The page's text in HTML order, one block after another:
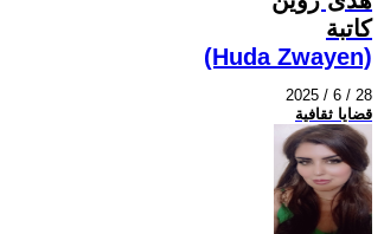
كاتبة
(Huda Zwayen)
2025 / 6 / 28
قضايا ثقافية